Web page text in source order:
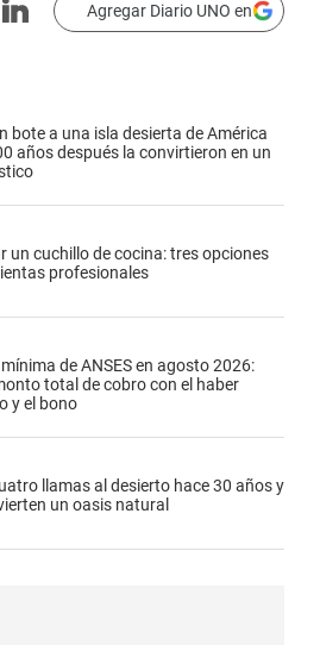
Agregar Diario UNO en
bote a una isla desierta de América
años después la convirtieron en un
un cuchillo de cocina: tres opciones
profesionales
de ANSES en agosto 2026:
total de cobro con el haber
y el bono
llamas al desierto hace 30 años y
un oasis natural